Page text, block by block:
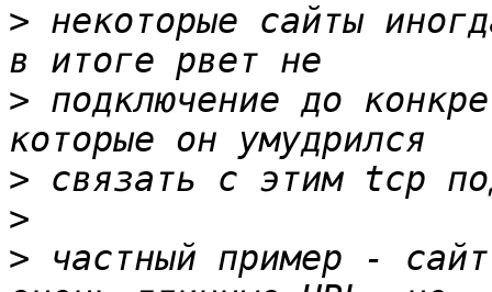
> некоторые сайты
> подключение до
>
>
> частный пример -